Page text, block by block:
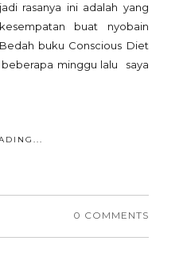
rasanya ini adalah yang
buat nyobain
buku Conscious Diet
minggu lalu saya
0 COMMENTS